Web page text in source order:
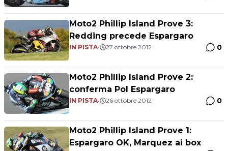
Moto2 Phillip Island Prove 3:
Redding precede Espargaro
IN PISTA• 27 ottobre 2012 0
Moto2 Phillip Island Prove 2:
conferma Pol Espargaro
IN PISTA• 26 ottobre 2012 0
Moto2 Phillip Island Prove 1:
Espargaro OK, Marquez ai box